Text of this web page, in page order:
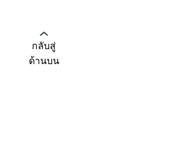
กลับสู่
ด้านบน